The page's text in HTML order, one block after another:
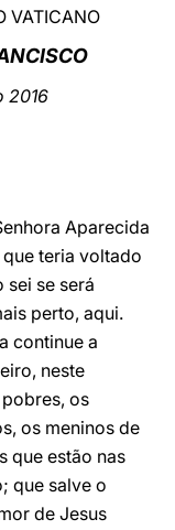
中文
LATINE
VATICANO
2016
Aparecida
teria voltado
sei se será
perto, aqui.
continue a
neste
os
os meninos de
que estão nas
que salve o
de Jesus